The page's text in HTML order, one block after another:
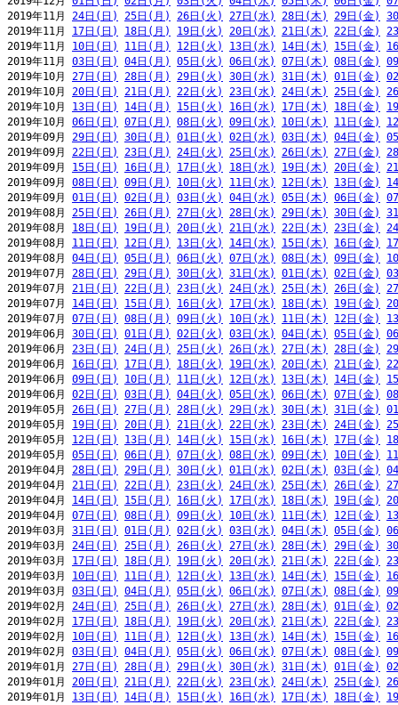
2019年11月 24日(日) 25日(月) 26日(火) 27日(水) 28日(木) 29日(金)
2019年11月 17日(日) 18日(月) 19日(火) 20日(水) 21日(木) 22日(金)
2019年11月 10日(日) 11日(月) 12日(火) 13日(水) 14日(木) 15日(金)
2019年11月 03日(日) 04日(月) 05日(火) 06日(水) 07日(木) 08日(金)
2019年10月 27日(日) 28日(月) 29日(火) 30日(水) 31日(木) 01日(金)
2019年10月 20日(日) 21日(月) 22日(火) 23日(水) 24日(木) 25日(金)
2019年10月 13日(日) 14日(月) 15日(火) 16日(水) 17日(木) 18日(金)
2019年10月 06日(日) 07日(月) 08日(火) 09日(水) 10日(木) 11日(金)
2019年09月 29日(日) 30日(月) 01日(火) 02日(水) 03日(木) 04日(金)
2019年09月 22日(日) 23日(月) 24日(火) 25日(水) 26日(木) 27日(金)
2019年09月 15日(日) 16日(月) 17日(火) 18日(水) 19日(木) 20日(金)
2019年09月 08日(日) 09日(月) 10日(火) 11日(水) 12日(木) 13日(金)
2019年09月 01日(日) 02日(月) 03日(火) 04日(水) 05日(木) 06日(金)
2019年08月 25日(日) 26日(月) 27日(火) 28日(水) 29日(木) 30日(金)
2019年08月 18日(日) 19日(月) 20日(火) 21日(水) 22日(木) 23日(金)
2019年08月 11日(日) 12日(月) 13日(火) 14日(水) 15日(木) 16日(金)
2019年08月 04日(日) 05日(月) 06日(火) 07日(水) 08日(木) 09日(金)
2019年07月 28日(日) 29日(月) 30日(火) 31日(水) 01日(木) 02日(金)
2019年07月 21日(日) 22日(月) 23日(火) 24日(水) 25日(木) 26日(金)
2019年07月 14日(日) 15日(月) 16日(火) 17日(水) 18日(木) 19日(金)
2019年07月 07日(日) 08日(月) 09日(火) 10日(水) 11日(木) 12日(金)
2019年06月 30日(日) 01日(月) 02日(火) 03日(水) 04日(木) 05日(金)
2019年06月 23日(日) 24日(月) 25日(火) 26日(水) 27日(木) 28日(金)
2019年06月 16日(日) 17日(月) 18日(火) 19日(水) 20日(木) 21日(金)
2019年06月 09日(日) 10日(月) 11日(火) 12日(水) 13日(木) 14日(金)
2019年06月 02日(日) 03日(月) 04日(火) 05日(水) 06日(木) 07日(金)
2019年05月 26日(日) 27日(月) 28日(火) 29日(水) 30日(木) 31日(金)
2019年05月 19日(日) 20日(月) 21日(火) 22日(水) 23日(木) 24日(金)
2019年05月 12日(日) 13日(月) 14日(火) 15日(水) 16日(木) 17日(金)
2019年05月 05日(日) 06日(月) 07日(火) 08日(水) 09日(木) 10日(金)
2019年04月 28日(日) 29日(月) 30日(火) 01日(水) 02日(木) 03日(金)
2019年04月 21日(日) 22日(月) 23日(火) 24日(水) 25日(木) 26日(金)
2019年04月 14日(日) 15日(月) 16日(火) 17日(水) 18日(木) 19日(金)
2019年04月 07日(日) 08日(月) 09日(火) 10日(水) 11日(木) 12日(金)
2019年03月 31日(日) 01日(月) 02日(火) 03日(水) 04日(木) 05日(金)
2019年03月 24日(日) 25日(月) 26日(火) 27日(水) 28日(木) 29日(金)
2019年03月 17日(日) 18日(月) 19日(火) 20日(水) 21日(木) 22日(金)
2019年03月 10日(日) 11日(月) 12日(火) 13日(水) 14日(木) 15日(金)
2019年03月 03日(日) 04日(月) 05日(火) 06日(水) 07日(木) 08日(金)
2019年02月 24日(日) 25日(月) 26日(火) 27日(水) 28日(木) 01日(金)
2019年02月 17日(日) 18日(月) 19日(火) 20日(水) 21日(木) 22日(金)
2019年02月 10日(日) 11日(月) 12日(火) 13日(水) 14日(木) 15日(金)
2019年02月 03日(日) 04日(月) 05日(火) 06日(水) 07日(木) 08日(金)
2019年01月 27日(日) 28日(月) 29日(火) 30日(水) 31日(木) 01日(金)
2019年01月 20日(日) 21日(月) 22日(火) 23日(水) 24日(木) 25日(金)
2019年01月 13日(日) 14日(月) 15日(火) 16日(水) 17日(木) 18日(金)